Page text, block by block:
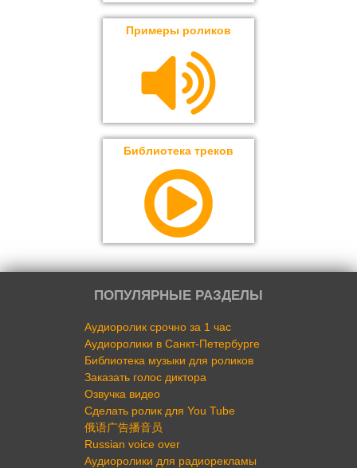
Примеры роликов
Библиотека треков
ПОПУЛЯРНЫЕ РАЗДЕЛЫ
Аудиоролик срочно за 1 час
Аудиоролики в Санкт-Петербурге
Библиотека музыки для роликов
Заказать голос диктора
Озвучка видео
Сделать ролик для You Tube
俄语广告播音员
Russian voice over
Аудиоролики для радиорекламы